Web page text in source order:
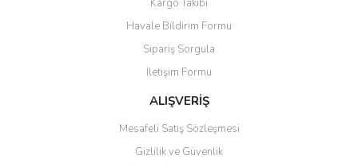
Kargo Takibi
Havale Bildirim Formu
Sipariş Sorgula
İletişim Formu
ALIŞVERİŞ
Mesafeli Satış Sözleşmesi
Gizlilik ve Güvenlik